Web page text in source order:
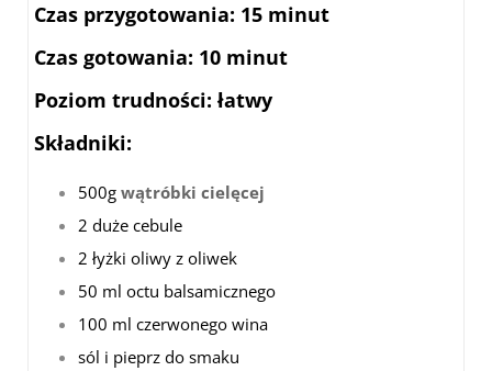
Czas przygotowania: 15 minut
Czas gotowania: 10 minut
Poziom trudności: łatwy
Składniki:
500g wątróbki cielęcej
2 duże cebule
2 łyżki oliwy z oliwek
50 ml octu balsamicznego
100 ml czerwonego wina
sól i pieprz do smaku